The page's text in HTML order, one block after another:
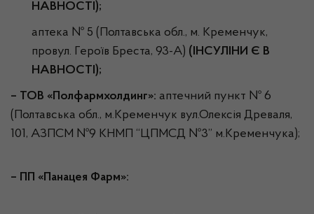
НАВНОСТІ);
аптека № 5 (Полтавська обл., м. Кременчук,
провул. Героїв Бреста, 93-А) (ІНСУЛІНИ Є В
НАВНОСТІ);
– ТОВ «Полфармхолдинг»: аптечний пункт № 6
(Полтавська обл., м.Кременчук вул.Олексія Древаля,
101, АЗПСМ №9 КНМП “ЦПМСД №3” м.Кременчука);
– ПП «Панацея Фарм»: